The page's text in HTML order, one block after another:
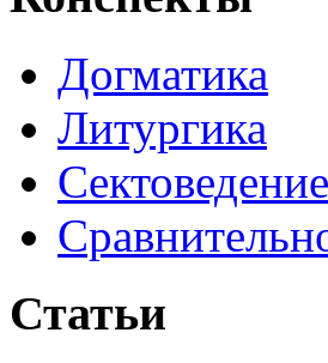
Догматика
Литургика
Сектоведение
Статьи